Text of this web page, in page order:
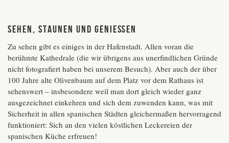
Sehen, Staunen und Genießen
Zu sehen gibt es einiges in der Hafenstadt. Allen voran die
berühmte Kathedrale (die wir übrigens aus unerfindlichen Gründe
nicht fotografiert haben bei unserem Besuch). Aber auch der über
100 Jahre alte Olivenbaum auf dem Platz vor dem Rathaus ist
sehenswert – insbesondere weil man dort gleich wieder ganz
ausgezeichnet einkehren und sich dem zuwenden kann, was mit
Sicherheit in allen spanischen Städten gleichermaßen hervorragend
funktioniert: Sich an den vielen köstlichen Leckereien der
spanischen Küche erfreuen!